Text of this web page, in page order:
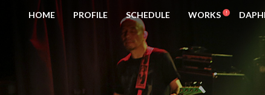
HOME PROFILE SCHEDULE WORKS